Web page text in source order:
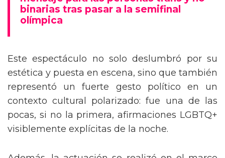
binarias tras pasar a la semifinal
olímpica
Este espectáculo no solo deslumbró por su
estética y puesta en escena, sino que también
representó un fuerte gesto político en un
contexto cultural polarizado: fue una de las
pocas, si no la primera, afirmaciones LGBTQ+
visiblemente explícitas de la noche.